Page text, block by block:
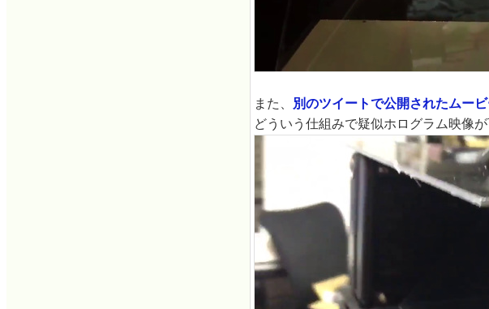
また、 別のツイートで公開されたムー
どういう仕組みで疑似ホログラム映像